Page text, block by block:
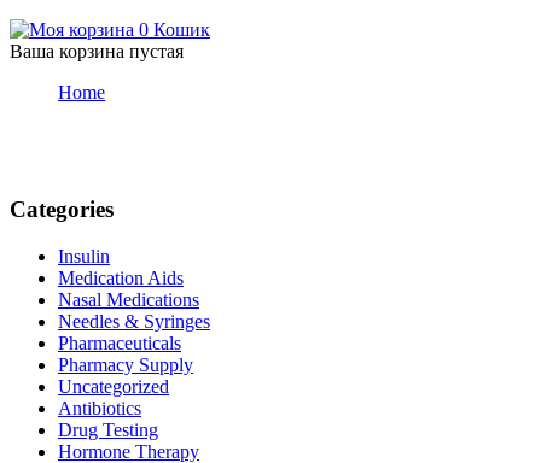
0 Кошик
Ваша корзина пустая
Home
Categories
Insulin
Medication Aids
Nasal Medications
Needles & Syringes
Pharmaceuticals
Pharmacy Supply
Uncategorized
Antibiotics
Drug Testing
Hormone Therapy